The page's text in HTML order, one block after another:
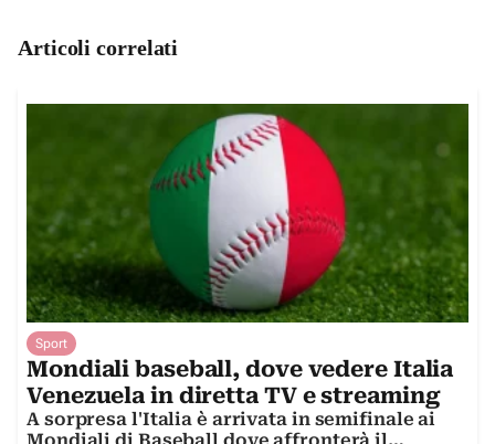
Articoli correlati
Sport
Mondiali baseball, dove vedere Italia
Venezuela in diretta TV e streaming
A sorpresa l'Italia è arrivata in semifinale ai
Mondiali di Baseball dove affronterà il